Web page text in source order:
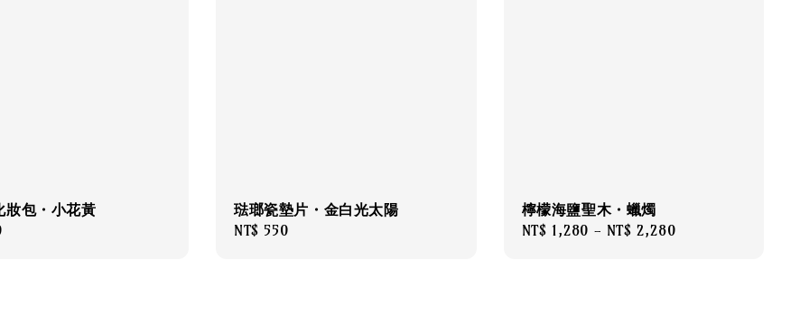
妝包・小花黃
琺瑯瓷墊片・金白光太陽
Regular
NT$ 550
檸檬海鹽聖木・蠟燭
Regular
NT$ 1,280 - NT$ 2,280